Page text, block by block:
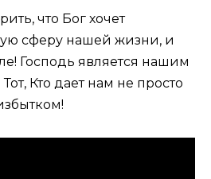
что Бог хочет
сферу нашей жизни, и
Господь является нашим
Кто дает нам не просто